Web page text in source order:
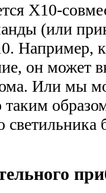
Х10-
(или
Например,
он может
Или мы
таким
светильника